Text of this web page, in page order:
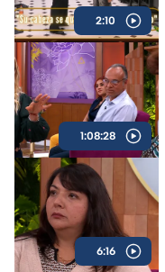
2:10
1:08:28
6:16